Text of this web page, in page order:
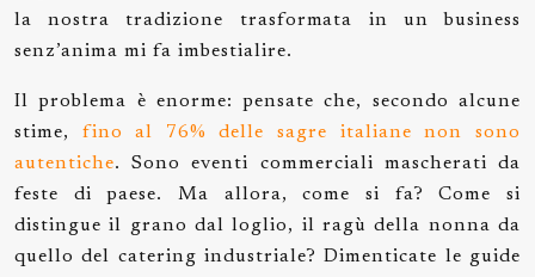
la nostra tradizione trasformata in un business
senz’anima mi fa imbestialire.
Il problema è enorme: pensate che, secondo alcune
stime, fino al 76% delle sagre italiane non sono
autentiche. Sono eventi commerciali mascherati da
feste di paese. Ma allora, come si fa? Come si
distingue il grano dal loglio, il ragù della nonna da
quello del catering industriale? Dimenticate le guide